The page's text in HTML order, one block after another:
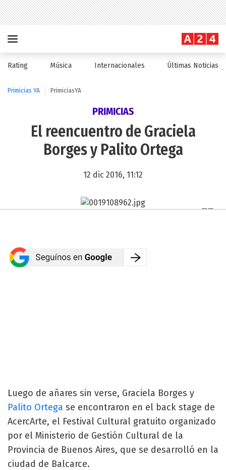
Rating Música Internacionales Últimas Noticias
Primicias YA PrimiciasYA
PRIMICIAS
El reencuentro de Graciela
Borges y Palito Ortega
12 dic 2016, 11:12
Luego de añares sin verse, Graciela Borges y
Palito Ortega se encontraron en el back stage de
AcercArte, el Festival Cultural gratuito organizado
por el Ministerio de Gestión Cultural de la
Provincia de Buenos Aires, que se desarrolló en la
ciudad de Balcarce.